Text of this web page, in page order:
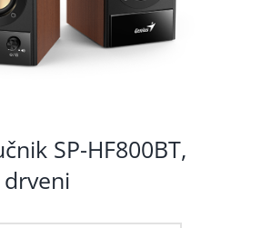
SP-HF800BT,
drveni